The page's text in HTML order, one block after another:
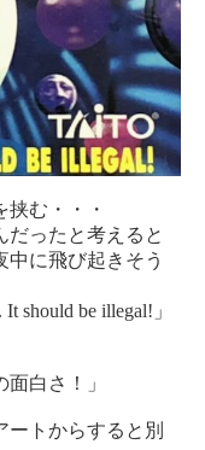
む・・・
だったと考えると
に飛び起きそう
should be illegal!」
白さ！」
ートからすると別